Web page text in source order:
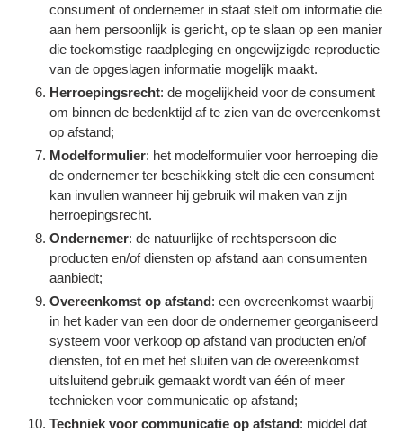
consument of ondernemer in staat stelt om informatie die
aan hem persoonlijk is gericht, op te slaan op een manier
die toekomstige raadpleging en ongewijzigde reproductie
van de opgeslagen informatie mogelijk maakt.
Herroepingsrecht: de mogelijkheid voor de consument
om binnen de bedenktijd af te zien van de overeenkomst
op afstand;
Modelformulier: het modelformulier voor herroeping die
de ondernemer ter beschikking stelt die een consument
kan invullen wanneer hij gebruik wil maken van zijn
herroepingsrecht.
Ondernemer: de natuurlijke of rechtspersoon die
producten en/of diensten op afstand aan consumenten
aanbiedt;
Overeenkomst op afstand: een overeenkomst waarbij
in het kader van een door de ondernemer georganiseerd
systeem voor verkoop op afstand van producten en/of
diensten, tot en met het sluiten van de overeenkomst
uitsluitend gebruik gemaakt wordt van één of meer
technieken voor communicatie op afstand;
Techniek voor communicatie op afstand: middel dat